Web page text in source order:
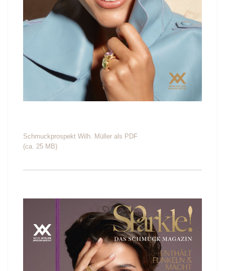
Schmuckprospekt Wilh. Müller als PDF
(ca. 25 MB)